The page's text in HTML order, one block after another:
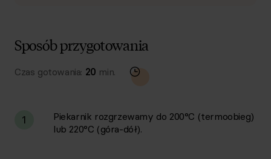
Sposób przygotowania
Czas gotowania: 20 min.
1
Piekarnik rozgrzewamy do 200°C (termoobieg)
lub 220°C (góra-dół).